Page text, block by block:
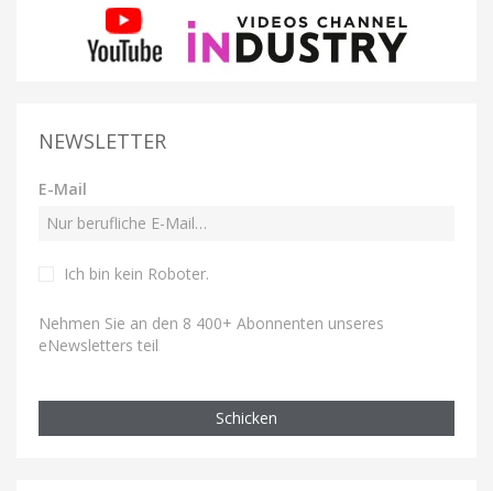
NEWSLETTER
E-Mail
Ich bin kein Roboter.
Nehmen Sie an den 8 400+ Abonnenten unseres
eNewsletters teil
Schicken